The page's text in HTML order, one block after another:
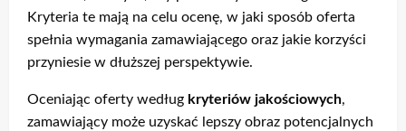
Kryteria te mają na celu ocenę, w jaki sposób oferta
spełnia wymagania zamawiającego oraz jakie korzyści
przyniesie w dłuższej perspektywie.
Oceniając oferty według kryteriów jakościowych,
zamawiający może uzyskać lepszy obraz potencjalnych